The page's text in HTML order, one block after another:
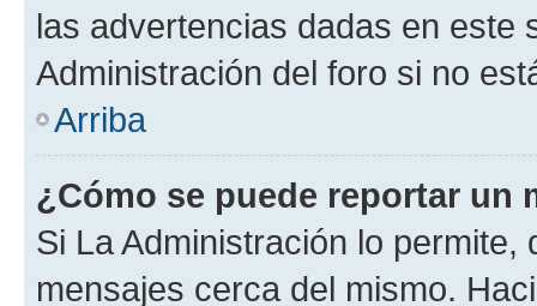
las advertencias dadas en este
Administración del foro si no
Arriba
¿Cómo se puede reportar un
Si La Administración lo
mensajes cerca del mismo.